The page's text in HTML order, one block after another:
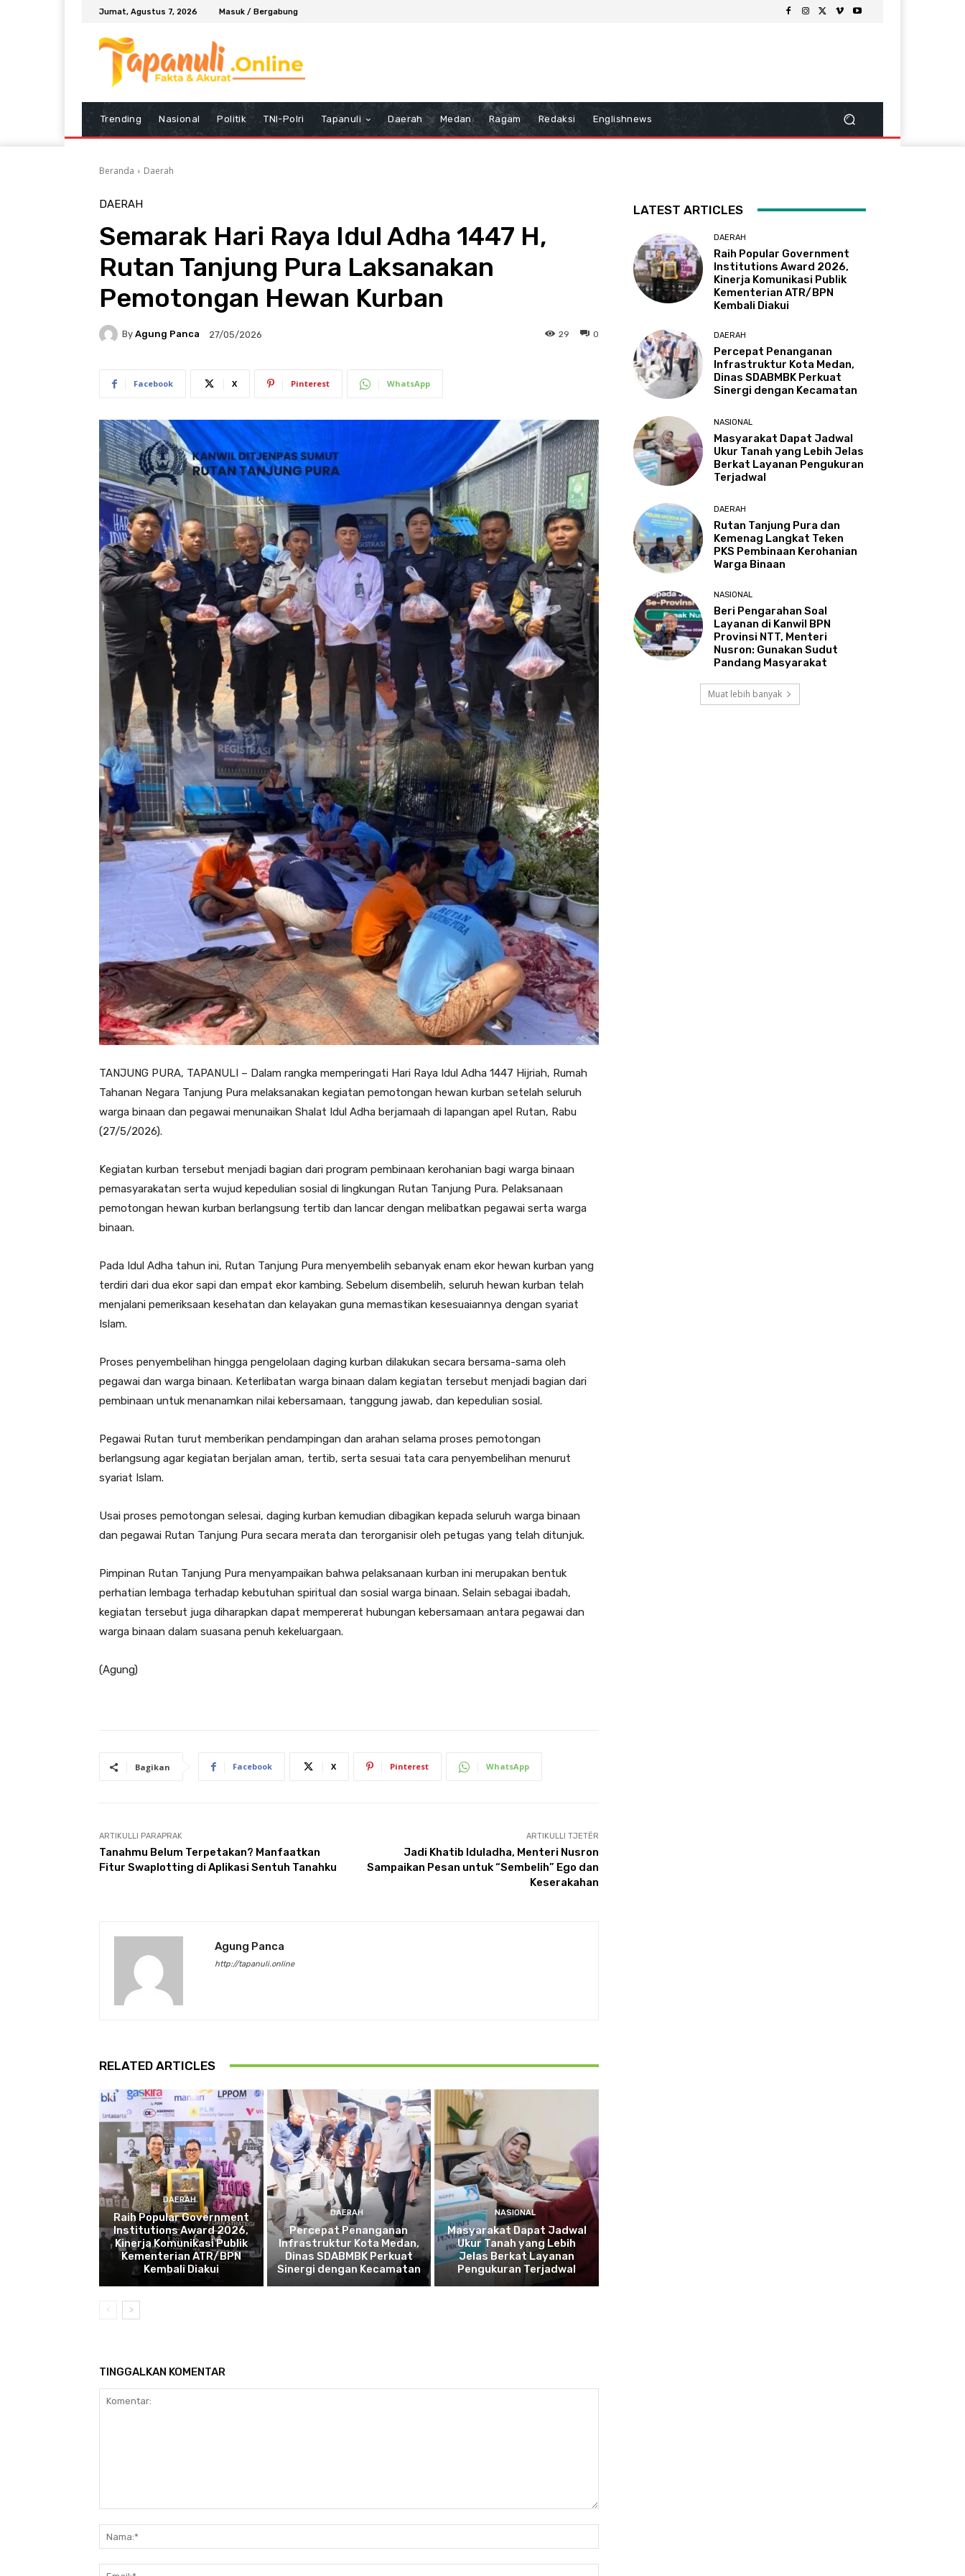
Jumat, Agustus 7, 2026 Masuk / Bergabung
Trending Nasional Politik TNI-Polri Tapanuli Daerah Medan Ragam Redaksi Englishnews
Beranda Daerah
DAERAH
Semarak Hari Raya Idul Adha 1447 H,
Rutan Tanjung Pura Laksanakan
Pemotongan Hewan Kurban
By Agung Panca 27/05/2026 0
29
Facebook X Pinterest WhatsApp
TANJUNG PURA, TAPANULI – Dalam rangka memperingati Hari Raya Idul Adha 1447 Hijriah, Rumah
Tahanan Negara Tanjung Pura melaksanakan kegiatan pemotongan hewan kurban setelah seluruh
warga binaan dan pegawai menunaikan Shalat Idul Adha berjamaah di lapangan apel Rutan, Rabu
(27/5/2026).
Kegiatan kurban tersebut menjadi bagian dari program pembinaan kerohanian bagi warga binaan
pemasyarakatan serta wujud kepedulian sosial di lingkungan Rutan Tanjung Pura. Pelaksanaan
pemotongan hewan kurban berlangsung tertib dan lancar dengan melibatkan pegawai serta warga
binaan.
Pada Idul Adha tahun ini, Rutan Tanjung Pura menyembelih sebanyak enam ekor hewan kurban yang
terdiri dari dua ekor sapi dan empat ekor kambing. Sebelum disembelih, seluruh hewan kurban telah
menjalani pemeriksaan kesehatan dan kelayakan guna memastikan kesesuaiannya dengan syariat
Islam.
Proses penyembelihan hingga pengelolaan daging kurban dilakukan secara bersama-sama oleh
pegawai dan warga binaan. Keterlibatan warga binaan dalam kegiatan tersebut menjadi bagian dari
pembinaan untuk menanamkan nilai kebersamaan, tanggung jawab, dan kepedulian sosial.
Pegawai Rutan turut memberikan pendampingan dan arahan selama proses pemotongan
berlangsung agar kegiatan berjalan aman, tertib, serta sesuai tata cara penyembelihan menurut
syariat Islam.
Usai proses pemotongan selesai, daging kurban kemudian dibagikan kepada seluruh warga binaan
dan pegawai Rutan Tanjung Pura secara merata dan terorganisir oleh petugas yang telah ditunjuk.
Pimpinan Rutan Tanjung Pura menyampaikan bahwa pelaksanaan kurban ini merupakan bentuk
perhatian lembaga terhadap kebutuhan spiritual dan sosial warga binaan. Selain sebagai ibadah,
kegiatan tersebut juga diharapkan dapat mempererat hubungan kebersamaan antara pegawai dan
warga binaan dalam suasana penuh kekeluargaan.
(Agung)
Bagikan Facebook X Pinterest WhatsApp
ARTIKULLI PARAPRAK
Tanahmu Belum Terpetakan? Manfaatkan
Fitur Swaplotting di Aplikasi Sentuh Tanahku
ARTIKULLI TJETËR
Jadi Khatib Iduladha, Menteri Nusron
Sampaikan Pesan untuk “Sembelih” Ego dan
Keserakahan
Agung Panca
http://tapanuli.online
RELATED ARTICLES
DAERAH
Raih Popular Government
Institutions Award 2026,
Kinerja Komunikasi Publik
Kementerian ATR/BPN
Kembali Diakui
DAERAH
Percepat Penanganan
Infrastruktur Kota Medan,
Dinas SDABMBK Perkuat
Sinergi dengan Kecamatan
NASIONAL
Masyarakat Dapat Jadwal
Ukur Tanah yang Lebih
Jelas Berkat Layanan
Pengukuran Terjadwal
TINGGALKAN KOMENTAR
LATEST ARTICLES
DAERAH
Raih Popular Government
Institutions Award 2026,
Kinerja Komunikasi Publik
Kementerian ATR/BPN
Kembali Diakui
DAERAH
Percepat Penanganan
Infrastruktur Kota Medan,
Dinas SDABMBK Perkuat
Sinergi dengan Kecamatan
NASIONAL
Masyarakat Dapat Jadwal
Ukur Tanah yang Lebih Jelas
Berkat Layanan Pengukuran
Terjadwal
DAERAH
Rutan Tanjung Pura dan
Kemenag Langkat Teken
PKS Pembinaan Kerohanian
Warga Binaan
NASIONAL
Beri Pengarahan Soal
Layanan di Kanwil BPN
Provinsi NTT, Menteri
Nusron: Gunakan Sudut
Pandang Masyarakat
Muat lebih banyak